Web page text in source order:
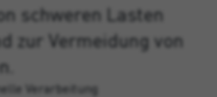
schweren Lasten
zur Vermeidung von
Verarbeitung